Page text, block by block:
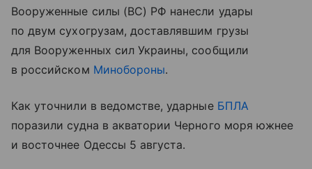
Вооруженные силы (ВС) РФ нанесли удары
по двум сухогрузам, доставлявшим грузы
для Вооруженных сил Украины, сообщили
в российском Минобороны.
Как уточнили в ведомстве, ударные БПЛА
поразили судна в акватории Черного моря южнее
и восточнее Одессы 5 августа.